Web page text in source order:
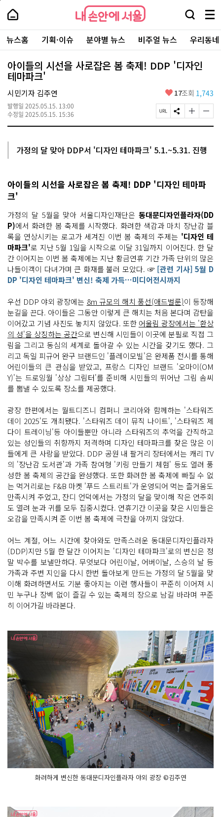
본
로
가
내
손
안
에
서
울
-
서
울
시
대
표
소
통
포
내
손
에
울
검
창
열
기
메
뉴
전
체
보
주
요
서
뉴스홈 기획·이슈 분야별 뉴스 비주얼 뉴스 우리동
아이들의 시선을 사로잡은 봄 축제! DDP '디자인
테마파크'
시민기자 김주연
발행일 2025.05.15. 13:00
수정일 2025.05.15. 15:36
좋
요
17조회 1,743
페
이
R
L
S
N
유
하
글
자
크
게
하
기
글
자
작
게
하
가정의 달 맞아 DDP서 '디자인 테마파크' 5.1.~5.31. 진행
아이들의 시선을 사로잡은 봄 축제! DDP '디자인 테마파
크'
가정의 달 5월을 맞아 서울디자인재단은 동대문디자인플라자(DD
P)에서 화려한 봄 축제를 시작했다. 화려한 색감과 마치 장난감 블
록을 연상시키는 로고가 세겨진 이번 봄 축제의 주제는 '디자인 테
마파크'로 지난 5월 1일을 시작으로 이달 31일까지 이어진다. 한 달
간 이어지는 이번 봄 축제에는 지난 황금연휴 기간 가족 단위의 많은
나들이객이 다녀가며 큰 화재를 불러 모았다. ☞[관련 기사] 5월 D
DP '디자인 테마파크' 변신! 축제 가득…미디어전시까지
우선 DDP 야외 광장에는 8m 규모의 해치 풍선(애드벌룬)이 등장해
눈길을 끈다. 아이들은 그동안 이렇게 큰 해치는 처음 본다며 감탄을
이어갔고 기념 사진도 놓치지 않았다. 또한 어울림 광장에서는 '환상
의 성'을 상징하는 공간으로 변신해 시민들이 이곳에 분필로 직접 그
림을 그리고 동심의 세계로 돌아갈 수 있는 시간을 갖기도 했다. 그
리고 독일 피규어 완구 브랜드인 '플레이모빌'은 완제품 전시를 통해
어린이들의 큰 관심을 받았고, 프랑스 디자인 브랜드 '오마이(OM
Y)'는 드로잉월 '상상 그림터'를 준비해 시민들의 뛰어난 그림 솜씨
를 뽐낼 수 있도록 장소를 제공했다.
광장 한편에서는 월트디즈니 컴퍼니 코리아와 함께하는 '스타워즈
데이 2025'도 개최됐다. '스타워즈 데이 뮤직 나이트', '스타워즈 제
다이 트레이닝'등 아이들뿐만 아니라 스타워즈의 추억을 간직하고
있는 성인들의 취향까지 저격하며 디자인 테마파크를 찾은 많은 이
들에게 큰 사랑을 받았다. DDP 공원 내 팔거리 장터에서는 캐리 TV
의 '장난감 도서관'과 가족 참여형 '키링 만들기 체험' 등도 열려 풍
성한 봄 축제의 공간을 완성했다. 또한 화려한 봄 축제에 빠질 수 없
는 먹거리로는 F&B 마켓 '푸드 스트리트'가 운영되어 먹는 즐거움도
만족시켜 주었고, 잔디 언덕에서는 가정의 달을 맞이해 작은 연주회
도 열려 눈과 귀를 모두 집중시켰다. 연휴기간 이곳을 찾은 시민들은
오감을 만족시켜 준 이번 봄 축제에 극찬을 아끼지 않았다.
어느 계절, 어느 시간에 찾아와도 만족스러운 동대문디자인플라자
(DDP)지만 5월 한 달간 이어지는 '디자인 테마파크'로의 변신은 정
말 박수를 보낼만하다. 무엇보다 어린이날, 어버이날, 스승의 날 등
가족과 주변 지인을 다시 한번 돌아보게 만드는 가정의 달 5월을 맞
이해 화려하면서도 기분 좋아지는 이런 행사들이 꾸준히 이어져 시
민 누구나 장벽 없이 즐길 수 있는 축제의 장으로 남길 바라며 꾸준
히 이어가길 바라본다.
화려하게 변신한 동대문디자인플라자 야외 광장 ©김주연
페
상
단
로